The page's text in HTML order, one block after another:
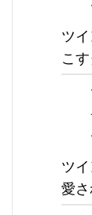
ツ
こ
ツ
愛